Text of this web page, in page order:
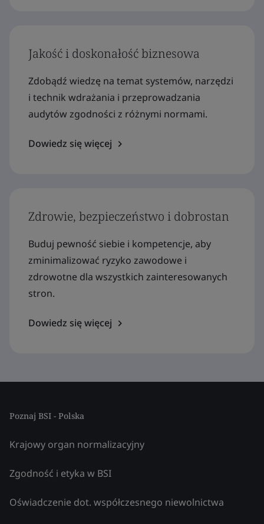
Jakość i doskonałość biznesowa
Zdobądź wiedzę na temat systemów, narzędzi
i technik wdrażania i przeprowadzania
audytów zgodności z różnymi normami.
Dowiedz się więcej
Zdrowie, bezpieczeństwo i dobrostan
Buduj pewność siebie i kompetencje, aby
zminimalizować ryzyko zawodowe i
zdrowotne dla wszystkich zainteresowanych
stron.
Dowiedz się więcej
Poznaj BSI - Polska
Krajowy organ normalizacyjny
Zgodność i etyka w BSI
Oświadczenie dot. współczesnego niewolnictwa